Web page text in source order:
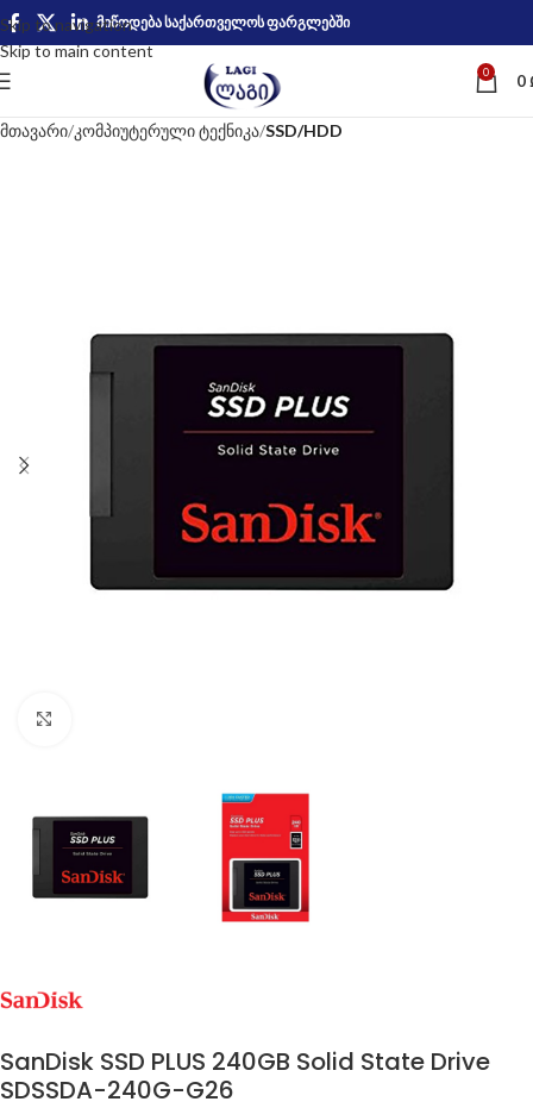
Skip to navigation
Skip to main content
მიწოდება საქართველოს ფარგლებში
0 0
მთავარი კომპიუტერული ტექნიკა SSD/HDD
SanDisk SSD PLUS 240GB Solid State Drive
SDSSDA-240G-G26